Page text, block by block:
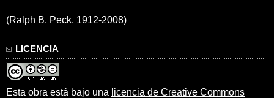
(Ralph B. Peck, 1912-2008)
LICENCIA
Esta obra está bajo una licencia de Creative Commons